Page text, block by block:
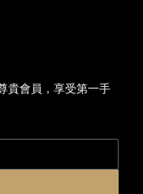
貴會員，享受第一手